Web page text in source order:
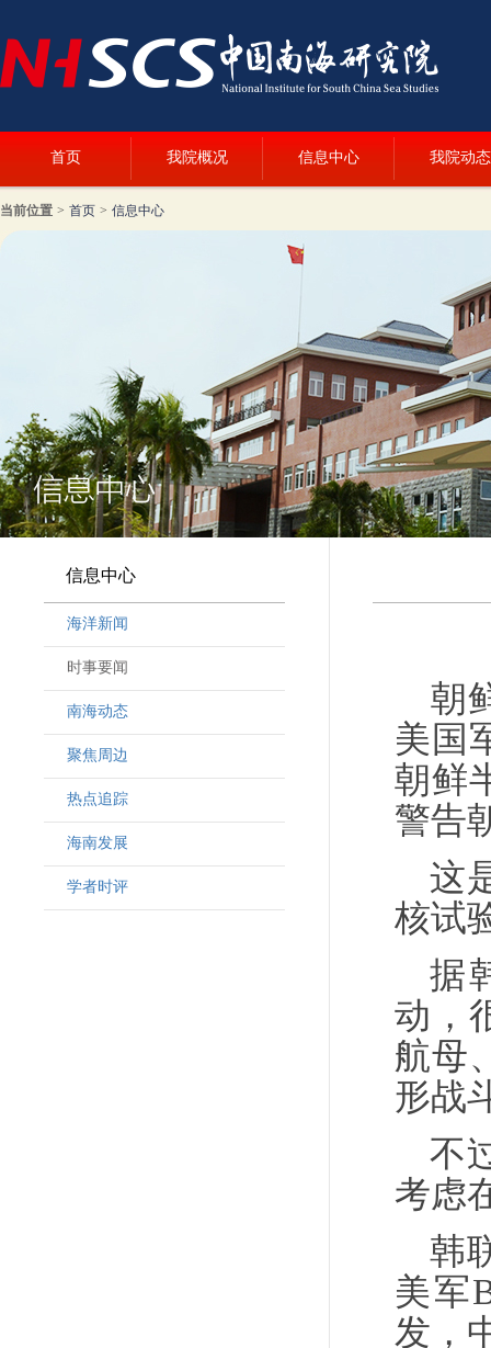
首页 我院概况 信息中心 我院动态
当前位置 > 首页 > 信息中心
信息中心
海洋新闻
时事要闻
南海动态
聚焦周边
热点追踪
海南发展
学者时评
朝
美国
朝鲜
警告
这
核试
据
动，
航母
形战
不
考虑
韩
美军
发，